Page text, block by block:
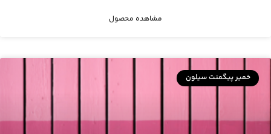
مشاهده محصول
خمیر پیگمنت سیلون